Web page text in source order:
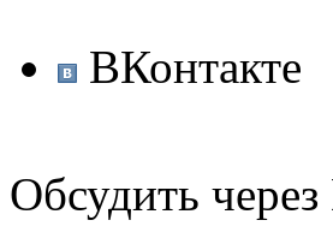
ВКонтакте
Обсудить